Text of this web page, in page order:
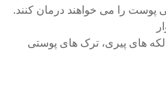
را می خواهند درمان کنند.
های پیری، ترک های پوستی